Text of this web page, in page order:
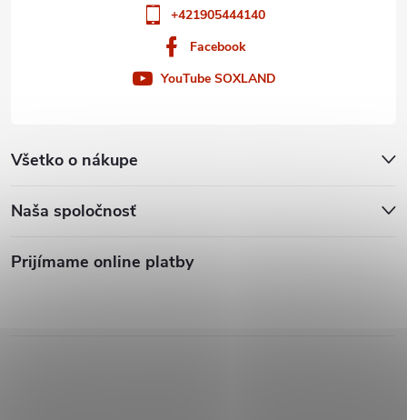
+421905444140
Facebook
YouTube SOXLAND
Všetko o nákupe
Naša spoločnosť
Prijímame online platby